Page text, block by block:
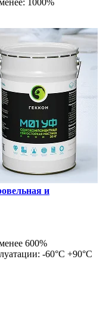
1000%
и
600%
-60°С +90°С